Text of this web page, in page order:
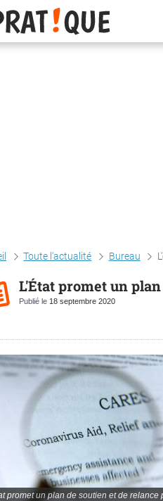
Toute l'actualité Bureau
L'État promet un
Publié le 18 septembre 2020
promet un plan de soutien et de relance